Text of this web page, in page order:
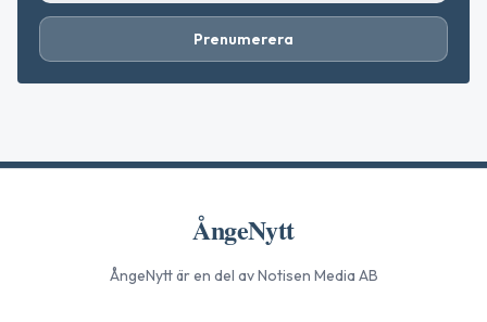
Prenumerera
ÅngeNytt
ÅngeNyttär en del av Notisen Media AB